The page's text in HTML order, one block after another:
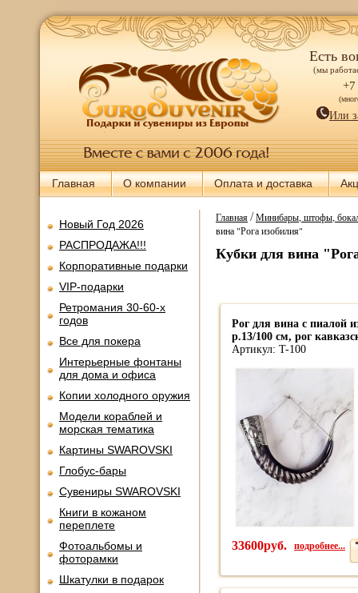
Есть
(мы
+7
Или
Главная О компании Оплата и доставка
Новый Год 2026
РАСПРОДАЖА!!!
Корпоративные подарки
VIP-подарки
Ретромания 30-60-х
годов
Все для покера
Интерьерные фонтаны
для дома и офиса
Копии холодного оружия
Модели кораблей и
морская тематика
Картины SWAROVSKI
Глобус-бары
Сувениры SWAROVSKI
Книги в кожаном
переплете
Фотоальбомы и
фоторамки
Шкатулки в подарок
Главная/Минибары, штофы,
вина "Рога изобилия"
Кубки для вина
Рог для вина с пиалой
р.13/100 см, рог
Артикул: T-100
33600руб. подробнее...